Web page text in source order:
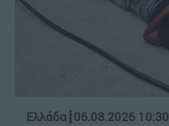
Ελλάδα┋06.08.2026 10:30